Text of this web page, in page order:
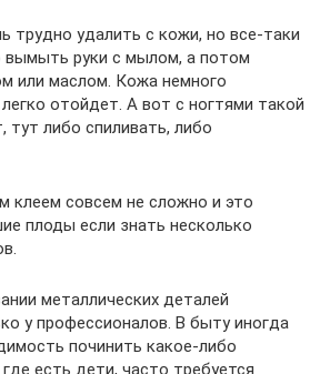
трудно удалить с кожи, но все-таки
вымыть руки с мылом, а потом
или маслом. Кожа немного
отойдет. А вот с ногтями такой
тут либо спиливать, либо
клеем совсем не сложно и это
плоды если знать несколько
металлических деталей
у профессионалов. В быту иногда
починить какое-либо
есть дети, часто требуется